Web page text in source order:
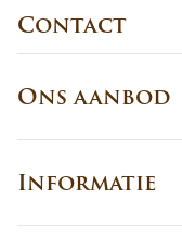
Contact
Ons aanbod
Informatie